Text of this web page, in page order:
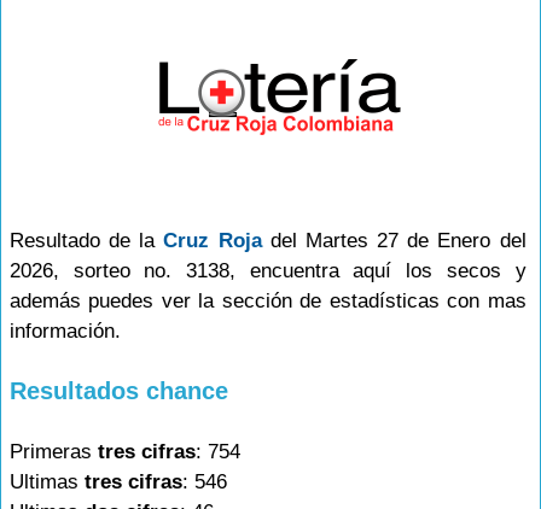
Resultado de laCruz Rojadel Martes 27 de Enero del
2026, sorteo no. 3138, encuentra aquí los secos y
además puedes ver la sección de estadísticas con mas
información.
Resultados chance
Primeras tres cifras: 754
Ultimas tres cifras: 546